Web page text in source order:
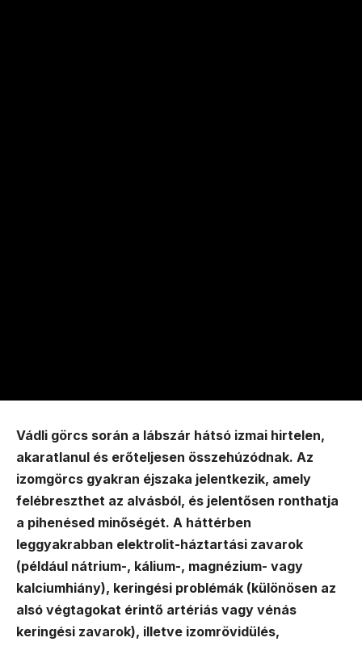
Vádli görcs során a lábszár hátsó izmai hirtelen,
akaratlanul és erőteljesen összehúzódnak. Az
izomgörcs gyakran éjszaka jelentkezik, amely
felébreszthet az alvásból, és jelentősen ronthatja
a pihenésed minőségét. A háttérben
leggyakrabban elektrolit-háztartási zavarok
(például nátrium-, kálium-, magnézium- vagy
kalciumhiány), keringési problémák (különösen az
alsó végtagokat érintő artériás vagy vénás
keringési zavarok), illetve izomrövidülés,